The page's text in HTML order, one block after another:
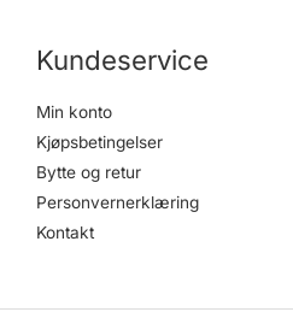
Kundeservice
Min konto
Kjøpsbetingelser
Bytte og retur
Personvernerklæring
Kontakt